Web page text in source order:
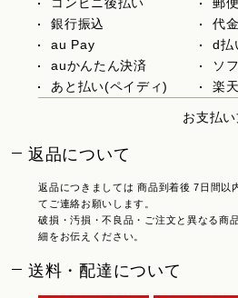
銀行振込
代
au Pay
d払
auかんたん決済
ソ
あと払い(ペイディ)
楽
お支払
返品について
返品につきましては 商品到着後 7日間以
てご連絡お願いします。
破損・汚損・不良品・ご注文と異なる商
細をお伝えください。
送料・配達について